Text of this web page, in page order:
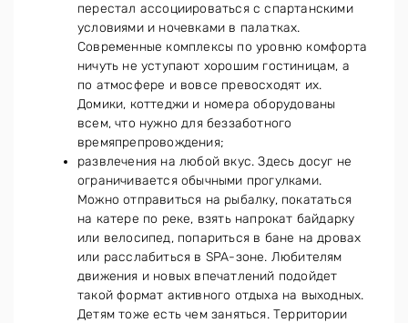
перестал ассоциироваться с спартанскими
условиями и ночевками в палатках.
Современные комплексы по уровню комфорта
ничуть не уступают хорошим гостиницам, а
по атмосфере и вовсе превосходят их.
Домики, коттеджи и номера оборудованы
всем, что нужно для беззаботного
времяпрепровождения;
развлечения на любой вкус. Здесь досуг не
ограничивается обычными прогулками.
Можно отправиться на рыбалку, покататься
на катере по реке, взять напрокат байдарку
или велосипед, попариться в бане на дровах
или расслабиться в SPA-зоне. Любителям
движения и новых впечатлений подойдет
такой формат активного отдыха на выходных.
Детям тоже есть чем заняться. Территории